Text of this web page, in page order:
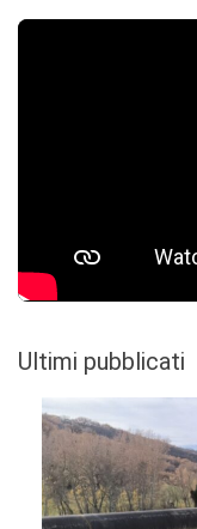
Ultimi pubblicati